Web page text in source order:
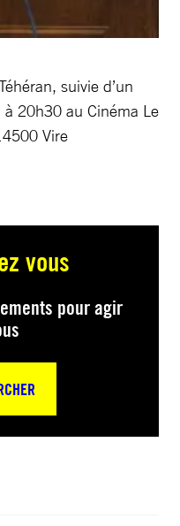
suivie d’un
20h30 au Cinéma Le
Vire
vous
pour agir